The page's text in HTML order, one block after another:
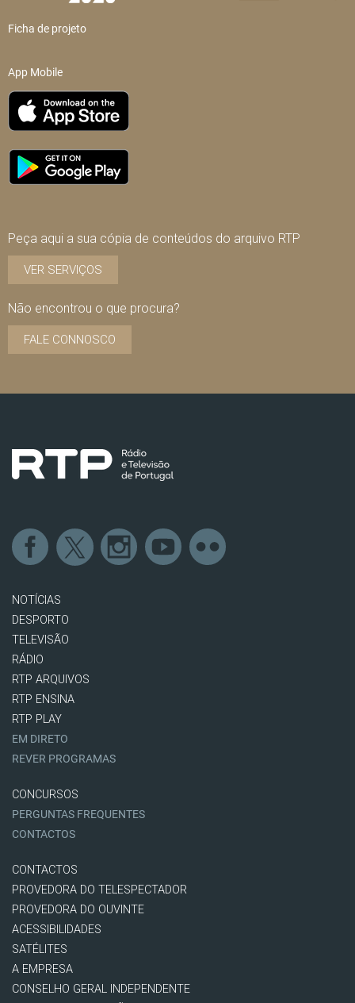
Ficha de projeto
App Mobile
Peça aqui a sua cópia de conteúdos do arquivo RTP
VER SERVIÇOS
Não encontrou o que procura?
FALE CONNOSCO
NOTÍCIAS
DESPORTO
TELEVISÃO
RÁDIO
RTP ARQUIVOS
RTP ENSINA
RTP PLAY
EM DIRETO
REVER PROGRAMAS
CONCURSOS
PERGUNTAS FREQUENTES
CONTACTOS
CONTACTOS
PROVEDORA DO TELESPECTADOR
PROVEDORA DO OUVINTE
ACESSIBILIDADES
SATÉLITES
A EMPRESA
CONSELHO GERAL INDEPENDENTE